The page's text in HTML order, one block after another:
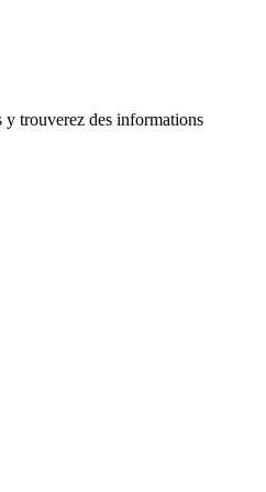
y trouverez des informations